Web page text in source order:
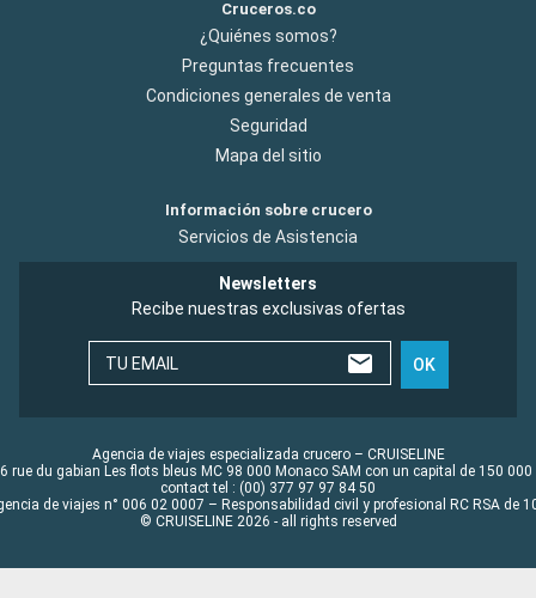
Cruceros.co
¿Quiénes somos?
Preguntas frecuentes
Condiciones generales de venta
Seguridad
Mapa del sitio
Información sobre crucero
Servicios de Asistencia
Newsletters
Recibe nuestras exclusivas ofertas
TU EMAIL OK
Agencia de viajes especializada crucero – CRUISELINE
rue du gabian Les flots bleus MC 98 000 Monaco SAM con un capital de 150 000
contact tel : (00) 377 97 97 84 50
de viajes n° 006 02 0007 – Responsabilidad civil y profesional RC RSA de
© CRUISELINE 2026 - all rights reserved